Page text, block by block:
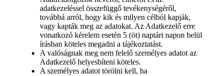
adatkezeléssel összefüggő tevékenységéről,
továbbá arról, hogy kik és milyen célból kapják,
vagy kapták meg az adatokat. Az Adatkezelő erre
vonatkozó kérelem esetén 5 (öt) naptári napon belül
írásban köteles megadni a tájékoztatást.
A valóságnak meg nem felelő személyes adatot az
Adatkezelő helyesbíteni köteles.
A személyes adatot törölni kell, ha